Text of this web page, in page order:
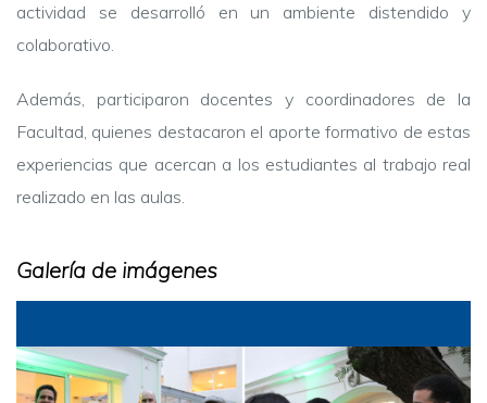
actividad se desarrolló en un ambiente distendido y
colaborativo.
Además, participaron docentes y coordinadores de la
Facultad, quienes destacaron el aporte formativo de estas
experiencias que acercan a los estudiantes al trabajo real
realizado en las aulas.
Galería de imágenes